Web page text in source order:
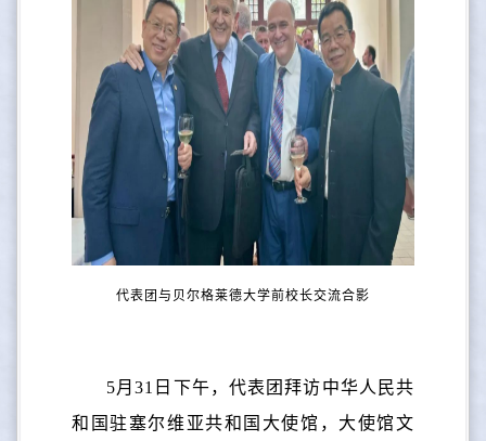
代表团与贝尔格莱德大学前校长交流合影
5月31日下午，代表团拜访中华人民共
和国驻塞尔维亚共和国大使馆，大使馆文